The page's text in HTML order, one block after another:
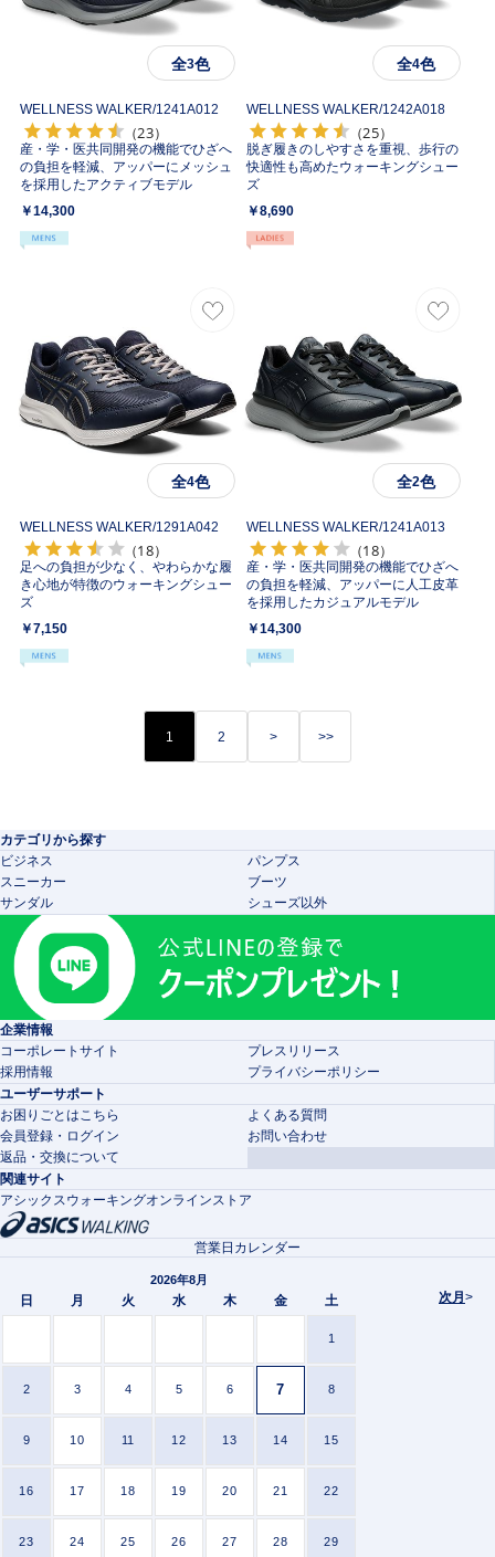
全3色
WELLNESS WALKER/1241A012
（23）
産・学・医共同開発の機能でひざへ
の負担を軽減、アッパーにメッシュ
を採用したアクティブモデル
￥14,300
全4色
WELLNESS WALKER/1242A018
（25）
脱ぎ履きのしやすさを重視、歩行の
快適性も高めたウォーキングシュー
ズ
￥8,690
全4色
WELLNESS WALKER/1291A042
（18）
足への負担が少なく、やわらかな履
き心地が特徴のウォーキングシュー
ズ
￥7,150
全2色
WELLNESS WALKER/1241A013
（18）
産・学・医共同開発の機能でひざへ
の負担を軽減、アッパーに人工皮革
を採用したカジュアルモデル
￥14,300
1 2 > >>
カテゴリから探す
ビジネス
パンプス
スニーカー
ブーツ
サンダル
シューズ以外
企業情報
コーポレートサイト
プレスリリース
採用情報
プライバシーポリシー
ユーザーサポート
お困りごとはこちら
よくある質問
会員登録・ログイン
お問い合わせ
返品・交換について
関連サイト
アシックスウォーキングオンラインストア
次月>
営業日カレンダー
2026年8月
日 月 火 水 木 金 土
1
2 3 4 5 6 7 8
9 10 11 12 13 14 15
16 17 18 19 20 21 22
23 24 25 26 27 28 29